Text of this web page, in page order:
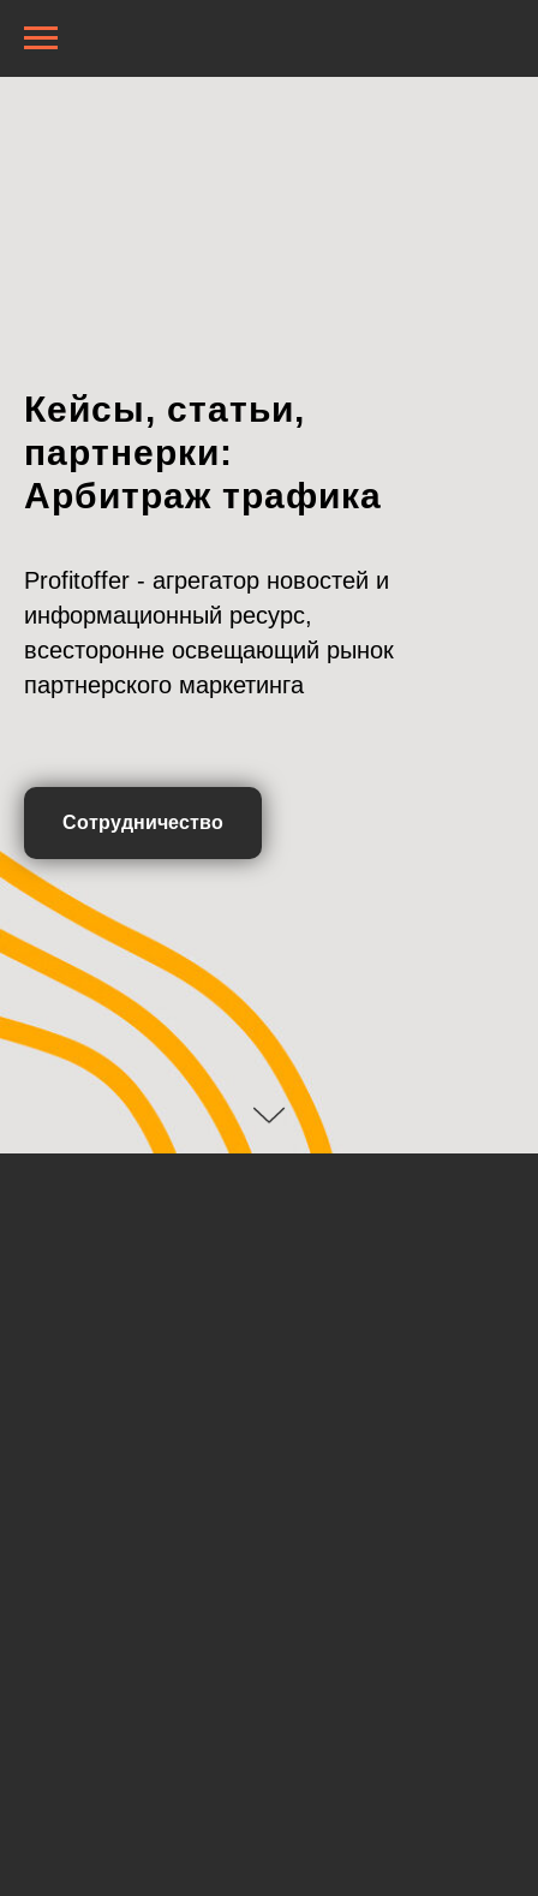
Кейсы, статьи,
партнерки:
Арбитраж трафика
Profitoffer - агрегатор новостей и
информационный ресурс,
всесторонне освещающий рынок
партнерского маркетинга
Сотрудничество